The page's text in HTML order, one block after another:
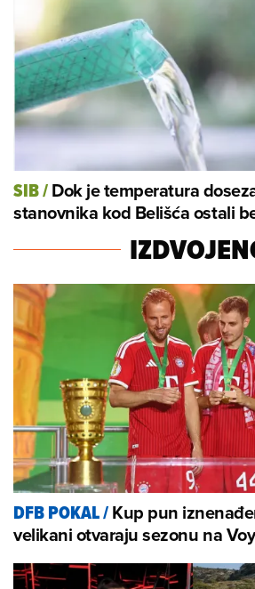
SIB/Dok je temperatura
stanovnika kod Belišća ostali
DFB POKAL/Kup pun
velikani otvaraju sezonu na